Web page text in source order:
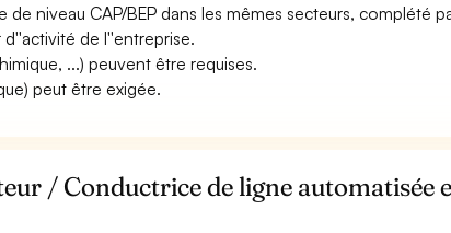
niveau CAP/BEP dans les mêmes secteurs, complété
de l''entreprise.
...) peuvent être requises.
peut être exigée.
/ Conductrice de ligne automatisée